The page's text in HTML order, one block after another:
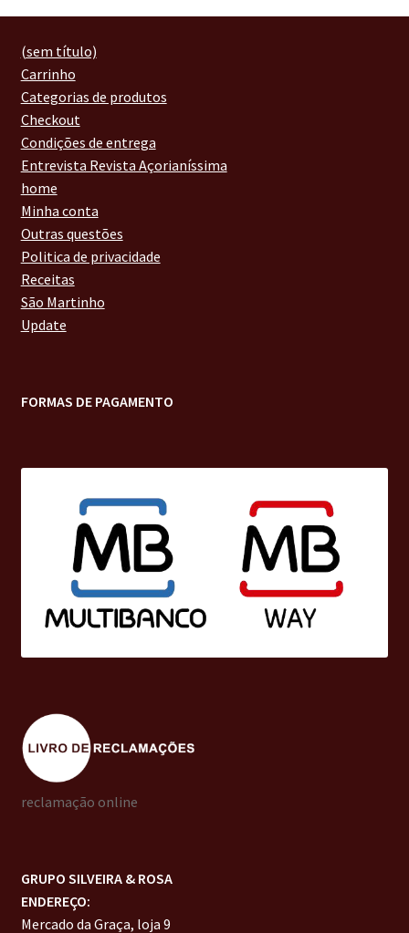
(sem título)
Carrinho
Categorias de produtos
Checkout
Condições de entrega
Entrevista Revista Açorianíssima
home
Minha conta
Outras questões
Politica de privacidade
Receitas
São Martinho
Update
FORMAS DE PAGAMENTO
reclamação online
GRUPO SILVEIRA & ROSA
ENDEREÇO:
Mercado da Graça, loja 9